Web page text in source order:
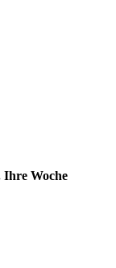
Ihre Woche